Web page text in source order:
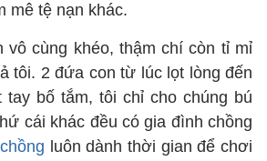
mê tệ nạn khác.
vô cùng khéo, thậm chí còn tỉ mỉ
tôi. 2 đứa con từ lúc lọt lòng đến
tay bố tắm, tôi chỉ cho chúng bú
cái khác đều có gia đình chồng
luôn dành thời gian để chơi